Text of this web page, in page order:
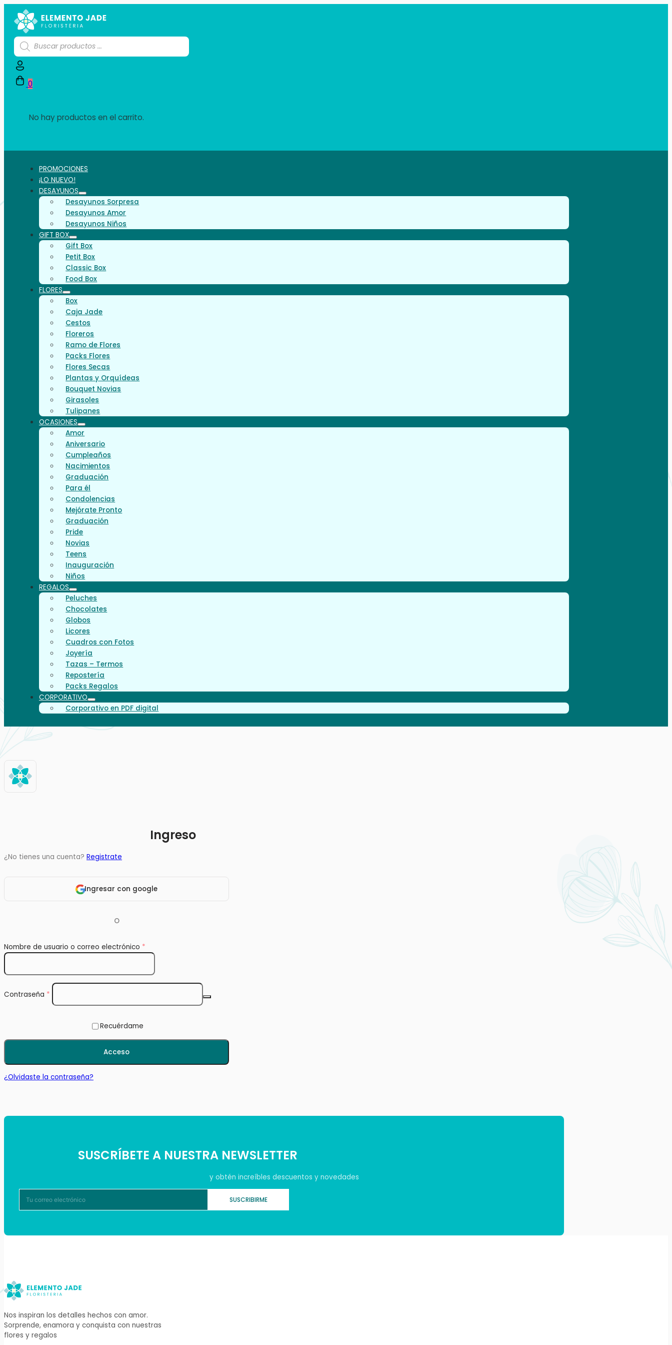
Búsqueda
de
productos
0
No hay productos en el carrito.
PROMOCIONES
¡LO NUEVO!
DESAYUNOS
Desayunos Sorpresa
Desayunos Amor
Desayunos Niños
GIFT BOX
Gift Box
Petit Box
Classic Box
Food Box
FLORES
Box
Caja Jade
Cestos
Floreros
Ramo de Flores
Packs Flores
Flores Secas
Plantas y Orquídeas
Bouquet Novias
Girasoles
Tulipanes
OCASIONES
Amor
Aniversario
Cumpleaños
Nacimientos
Graduación
Para él
Condolencias
Mejórate Pronto
Graduación
Pride
Novias
Teens
Inauguración
Niños
REGALOS
Peluches
Chocolates
Globos
Licores
Cuadros con Fotos
Joyería
Tazas – Termos
Repostería
Packs Regalos
CORPORATIVO
Corporativo en PDF digital
Ingreso
¿No tienes una cuenta? Registrate
Ingresar con google
O
Nombre de usuario o correo electrónico *
Contraseña *
Obligatorio
Recuérdame
Acceso
¿Olvidaste la contraseña?
SUSCRÍBETE A NUESTRA NEWSLETTER
y obtén increíbles descuentos y novedades
SUSCRIBIRME
Nos inspiran los detalles hechos con amor.
Sorprende, enamora y conquista con nuestras
flores y regalos